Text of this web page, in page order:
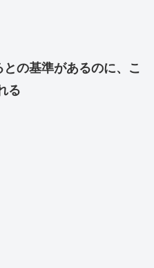
の基準があるのに、こ
る